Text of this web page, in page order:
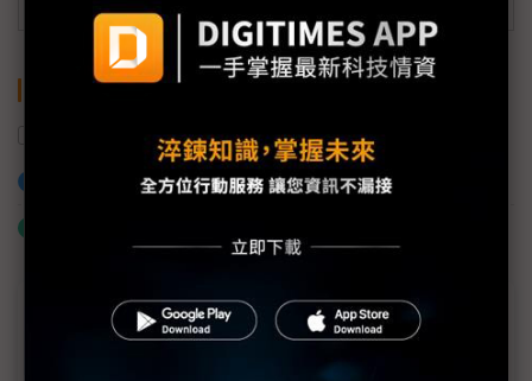
關鍵字
營收
加入已選取到「關鍵字追蹤」
近７天熱門報導
MLCC訂單過熱、出貨比創高 村田示警全球AI基